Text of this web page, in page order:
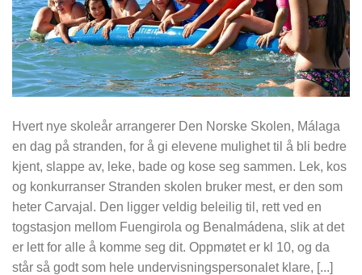
Hvert nye skoleår arrangerer Den Norske Skolen, Málaga
en dag på stranden, for å gi elevene mulighet til å bli bedre
kjent, slappe av, leke, bade og kose seg sammen. Lek, kos
og konkurranser Stranden skolen bruker mest, er den som
heter Carvajal. Den ligger veldig beleilig til, rett ved en
togstasjon mellom Fuengirola og Benalmádena, slik at det
er lett for alle å komme seg dit. Oppmøtet er kl 10, og da
står så godt som hele undervisningspersonalet klare, [...]